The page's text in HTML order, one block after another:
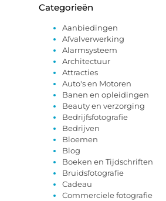
Categorieën
Aanbiedingen
Afvalverwerking
Alarmsysteem
Architectuur
Attracties
Auto's en Motoren
Banen en opleidingen
Beauty en verzorging
Bedrijfsfotografie
Bedrijven
Bloemen
Blog
Boeken en Tijdschriften
Bruidsfotografie
Cadeau
Commerciele fotografie